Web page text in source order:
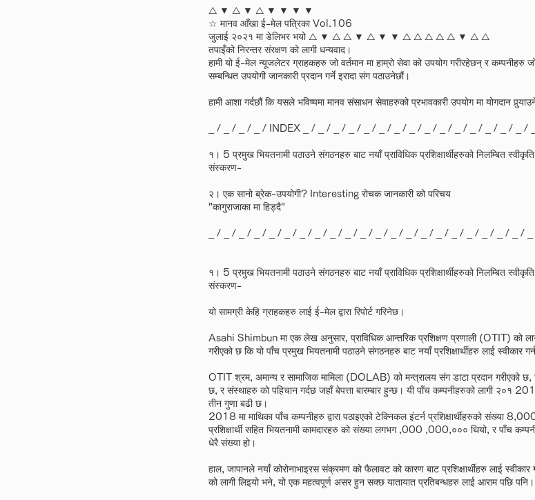
△ ▼ △ ▼ △ ▼ ▼ ▼ ▼
☆ मानव आँखा ई-मेल पत्रिका Vol.106
जुलाई २०२१ मा डेलिभर भयो △ ▼ △ △ ▼ △ ▼ ▼ △ △ △ △ △ ▼ △ △
तपाइँको निरन्तर संरक्षण को लागी धन्यवाद।
हामी यो ई-मेल न्यूजलेटर ग्राहकहरु जो वर्तमान मा हाम्रो सेवा को उपयोग गरीरहेछन् र कम्पनीहरु
सम्बन्धित उपयोगी जानकारी प्रदान गर्ने इरादा संग पठाउनेछौं।
हामी आशा गर्दछौं कि यसले भविष्यमा मानव संसाधन सेवाहरुको प्रभावकारी उपयोग मा योगदान
_ / _ / _ / _ / INDEX _ / _ / _ / _ / _ / _ / _ / _ / _ / _ / _ / _ / _ / _ / _ /
१। 5 प्रमुख भियतनामी पठाउने संगठनहरु बाट नयाँ प्राविधिक प्रशिक्षार्थीहरुको निलम्बित
संस्करण-
२। एक सानो ब्रेक-उपयोगी? Interesting रोचक जानकारी को परिचय
"कागुराजाका मा हिड्दै"
_ / _ / _ / _ / _ / _ / _ / _ / _ / _ / _ / _ / _ / _ / _ / _ / _ / _ / _ / _ / _ /
१। 5 प्रमुख भियतनामी पठाउने संगठनहरु बाट नयाँ प्राविधिक प्रशिक्षार्थीहरुको निलम्बित
संस्करण-
यो सामग्री केहि ग्राहकहरु लाई ई-मेल द्वारा रिपोर्ट गरिनेछ।
Asahi Shimbun मा एक लेख अनुसार, प्राविधिक आन्तरिक प्रशिक्षण प्रणाली (OTIT) को
गरीएको छ कि यो पाँच प्रमुख भियतनामी पठाउने संगठनहरु बाट नयाँ प्रशिक्षार्थीहरु लाई स्वीकार
OTIT श्रम, अमान्य र सामाजिक मामिला (DOLAB) को मन्त्रालय संग डाटा प्रदान गरीएको छ,
छ, र संस्थाहरु को पहिचान गर्दछ जहाँ बेपत्ता बारम्बार हुन्छ। यी पाँच कम्पनीहरुको लागी २०१
तीन गुणा बढी छ।
2018 मा माथिका पाँच कम्पनीहरु द्वारा पठाइएको टेक्निकल इंटर्न प्रशिक्षार्थीहरुको संख्या
प्रशिक्षार्थी सहित भियतनामी कामदारहरु को संख्या लगभग ,000 ,000,००० थियो, र पाँच
धेरै संख्या हो।
हाल, जापानले नयाँ कोरोनाभाइरस संक्रमण को फैलावट को कारण बाट प्रशिक्षार्थीहरु लाई
को लागी लिइयो भने, यो एक महत्वपूर्ण असर हुन सक्छ यातायात प्रतिबन्धहरु लाई आराम पछि पनि।